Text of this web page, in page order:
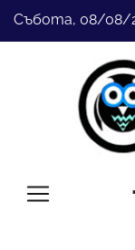
Събота, 08/08/